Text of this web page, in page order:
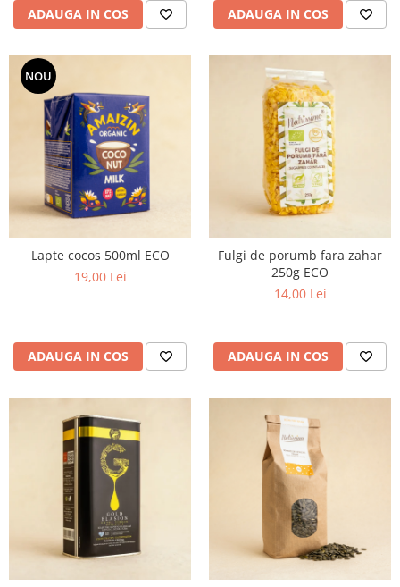
ADAUGA IN COS ADAUGA IN COS
NOU
Lapte cocos 500ml ECO
19,00 Lei
ADAUGA IN COS
Fulgi de porumb fara zahar
250g ECO
14,00 Lei
ADAUGA IN COS